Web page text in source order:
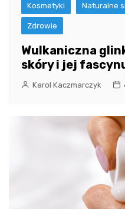
Kosmetyki Naturalne
Zdrowie
Wulkaniczna
skóry i jej
Karol Kaczmarczyk